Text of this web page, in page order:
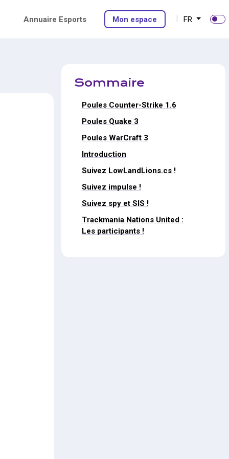
Annuaire Esports Mon espace FR
Sommaire
Poules Counter-Strike 1.6
Poules Quake 3
Poules WarCraft 3
Introduction
Suivez LowLandLions.cs !
Suivez impulse !
Suivez spy et SIS !
Trackmania Nations United :
Les participants !